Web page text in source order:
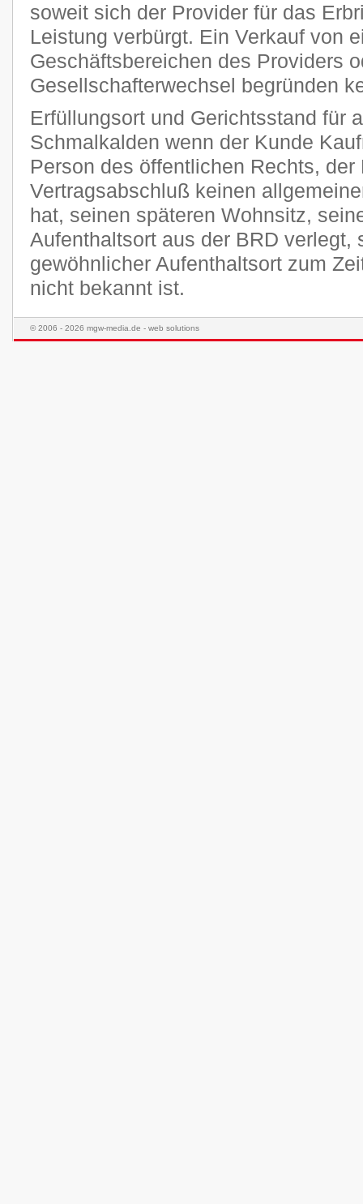
soweit sich der Provider für das
Leistung verbürgt. Ein Verkauf von
Geschäftsbereichen des Providers
Gesellschafterwechsel begründen
Erfüllungsort und Gerichtsstand für
Schmalkalden wenn der Kunde
Person des öffentlichen Rechts, der
Vertragsabschluß keinen
hat, seinen späteren Wohnsitz,
Aufenthaltsort aus der BRD verlegt,
gewöhnlicher Aufenthaltsort zum
nicht bekannt ist.
© 2006 - 2026 mgw-media.de - web solutions